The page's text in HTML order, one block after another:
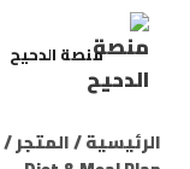
منصة الدحيح
الرئيسية/المتجر/